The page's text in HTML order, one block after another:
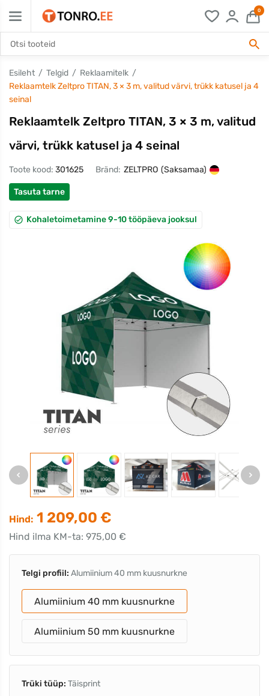
0
Esileht Telgid
Reklaamitelk
Reklaamtelk Zeltpro TITAN, 3 × 3 m, valitud värvi, trükk katusel ja 4
seinal
Reklaamtelk Zeltpro TITAN, 3 × 3 m, valitud
värvi, trükk katusel ja 4 seinal
Toote kood: 301625 Bränd: ZELTPRO (Saksamaa)
Tasuta tarne
Kohaletoimetamine 9-10 tööpäeva jooksul
Hind: 1 209,00 €
Hind ilma KM-ta: 975,00 €
Telgi profiil: Alumiinium 40 mm kuusnurkne
Alumiinium 40 mm kuusnurkne
Alumiinium 50 mm kuusnurkne
Trüki tüüp: Täisprint